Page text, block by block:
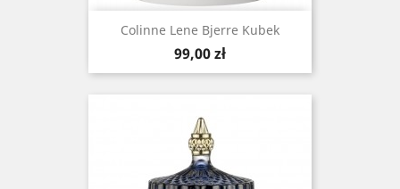
Colinne Lene Bjerre Kubek
Cena
99,00 zł